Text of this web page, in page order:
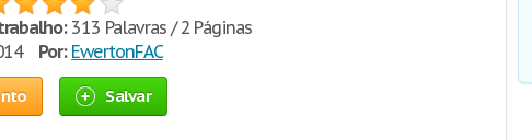
313 Palavras / 2 Páginas
Por: EwertonFAC
Salvar